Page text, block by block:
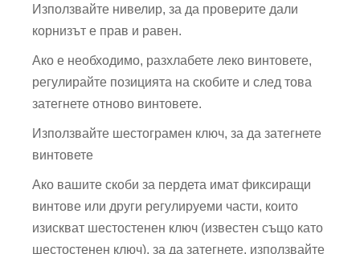
Използвайте нивелир, за да проверите дали
корнизът е прав и равен.
Ако е необходимо, разхлабете леко винтовете,
регулирайте позицията на скобите и след това
затегнете отново винтовете.
Използвайте шестограмен ключ, за да затегнете
винтовете
Ако вашите скоби за пердета имат фиксиращи
винтове или други регулируеми части, които
изискват шестостенен ключ (известен също като
шестостенен ключ), за да затегнете, използвайте